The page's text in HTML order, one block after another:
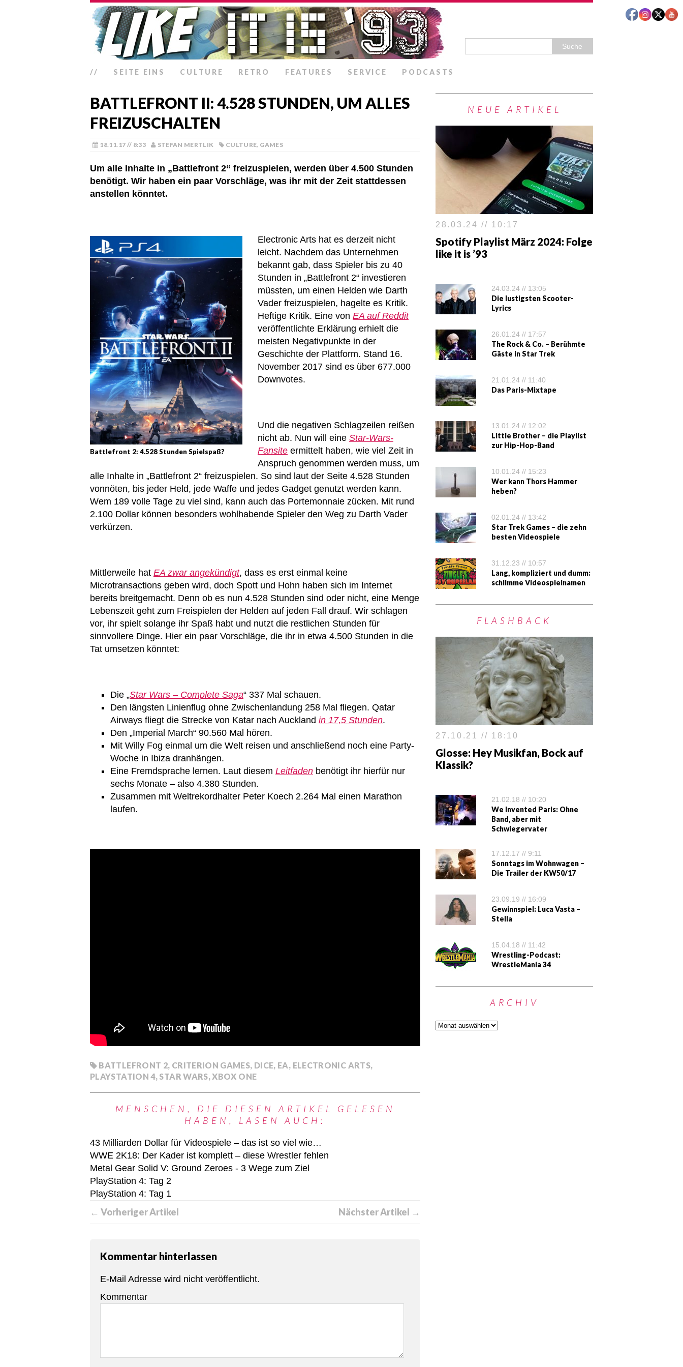
// SEITE EINS CULTURE RETRO FEATURES SERVICE PODCASTS
BATTLEFRONT II: 4.528 STUNDEN, UM ALLES
FREIZUSCHALTEN
18.11.17 // 8:33 STEFAN MERTLIK CULTURE, GAMES
Um alle Inhalte in „Battlefront 2“ freizuspielen, werden über 4.500 Stunden
benötigt. Wir haben ein paar Vorschläge, was ihr mit der Zeit stattdessen
anstellen könntet.
Battlefront 2: 4.528 Stunden Spielspaß?
Electronic Arts hat es derzeit nicht
leicht. Nachdem das Unternehmen
bekannt gab, dass Spieler bis zu 40
Stunden in „Battlefront 2“ investieren
müssten, um einen Helden wie Darth
Vader freizuspielen, hagelte es Kritik.
Heftige Kritik. Eine von EA auf Reddit
veröffentlichte Erklärung erhielt die
meisten Negativpunkte in der
Geschichte der Plattform. Stand 16.
November 2017 sind es über 677.000
Downvotes.
Und die negativen Schlagzeilen reißen
nicht ab. Nun will eine Star-Wars-
Fansite ermittelt haben, wie viel Zeit in
Anspruch genommen werden muss, um
alle Inhalte in „Battlefront 2“ freizuspielen. So sind laut der Seite 4.528 Stunden
vonnöten, bis jeder Held, jede Waffe und jedes Gadget genutzt werden kann.
Wem 189 volle Tage zu viel sind, kann auch das Portemonnaie zücken. Mit rund
2.100 Dollar können besonders wohlhabende Spieler den Weg zu Darth Vader
verkürzen.
Mittlerweile hat EA zwar angekündigt, dass es erst einmal keine
Microtransactions geben wird, doch Spott und Hohn haben sich im Internet
bereits breitgemacht. Denn ob es nun 4.528 Stunden sind oder nicht, eine Menge
Lebenszeit geht zum Freispielen der Helden auf jeden Fall drauf. Wir schlagen
vor, ihr spielt solange ihr Spaß habt und nutzt die restlichen Stunden für
sinnvollere Dinge. Hier ein paar Vorschläge, die ihr in etwa 4.500 Stunden in die
Tat umsetzen könntet:
Die „Star Wars – Complete Saga“ 337 Mal schauen.
Den längsten Linienflug ohne Zwischenlandung 258 Mal fliegen. Qatar
Airways fliegt die Strecke von Katar nach Auckland in 17,5 Stunden.
Den „Imperial March“ 90.560 Mal hören.
Mit Willy Fog einmal um die Welt reisen und anschließend noch eine Party-
Woche in Ibiza dranhängen.
Eine Fremdsprache lernen. Laut diesem Leitfaden benötigt ihr hierfür nur
sechs Monate – also 4.380 Stunden.
Zusammen mit Weltrekordhalter Peter Koech 2.264 Mal einen Marathon
laufen.
BATTLEFRONT 2, CRITERION GAMES, DICE, EA, ELECTRONIC ARTS,
PLAYSTATION 4, STAR WARS,XBOX ONE
MENSCHEN, DIE DIESEN ARTIKEL GELESEN
HABEN, LASEN AUCH:
43 Milliarden Dollar für Videospiele – das ist so viel wie…
WWE 2K18: Der Kader ist komplett – diese Wrestler fehlen
Metal Gear Solid V: Ground Zeroes - 3 Wege zum Ziel
PlayStation 4: Tag 2
PlayStation 4: Tag 1
← Vorheriger Artikel Nächster Artikel →
Kommentar hinterlassen
E-Mail Adresse wird nicht veröffentlicht.
Kommentar
NEUE ARTIKEL
28.03.24 // 10:17
Spotify Playlist März 2024: Folge
like it is ’93
24.03.24 // 13:05
Die lustigsten Scooter-
Lyrics
26.01.24 // 17:57
The Rock & Co. – Berühmte
Gäste in Star Trek
21.01.24 // 11:40
Das Paris-Mixtape
13.01.24 // 12:02
Little Brother – die Playlist
zur Hip-Hop-Band
10.01.24 // 15:23
Wer kann Thors Hammer
heben?
02.01.24 // 13:42
Star Trek Games – die zehn
besten Videospiele
31.12.23 // 10:57
Lang, kompliziert und dumm:
schlimme Videospielnamen
FLASHBACK
27.10.21 // 18:10
Glosse: Hey Musikfan, Bock auf
Klassik?
21.02.18 // 10:20
We Invented Paris: Ohne
Band, aber mit
Schwiegervater
17.12.17 // 9:11
Sonntags im Wohnwagen –
Die Trailer der KW50/17
23.09.19 // 16:09
Gewinnspiel: Luca Vasta –
Stella
15.04.18 // 11:42
Wrestling-Podcast:
WrestleMania 34
ARCHIV